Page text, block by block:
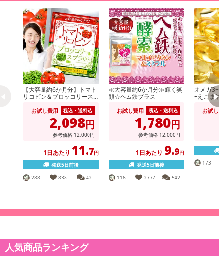
【大容量約6か月分】トマト
リコピン＆ブロッコリース
（ビタミンE）
お試し費用 税込・送料込
2,098円
参考価格 12,000円
1日あたり 11.7円
発送5日前後
288
838 42
≪大容量約6か月分≫輝く笑
顔☆ヘム鉄プラス
お試し費用 税込・送料込
1,780円
参考価格 12,000円
1日あたり 9.9円
発送5日前後
116
2777 542
オメガ
+えごま
お試
173
人気商品ランキング